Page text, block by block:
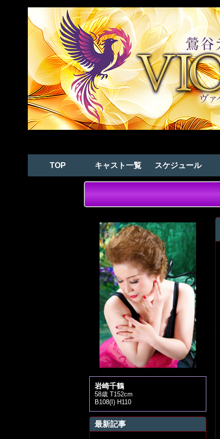
TOP キャスト一覧 スケジュール
岩崎千鶴
58歳 T152cm
B108(I) H110
最新記事